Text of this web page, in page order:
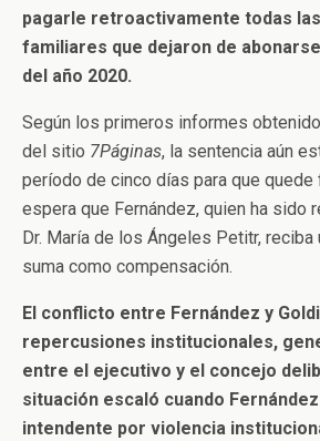
pagarle retroactivamente todas
familiares que dejaron de
del año 2020.
Según los primeros informes
del sitio 7Páginas, la sentencia aún
período de cinco días para que quede
espera que Fernández, quien ha sido
Dr. María de los Ángeles Petitr, reciba
suma como compensación.
El conflicto entre Fernández y
repercusiones institucionales,
entre el ejecutivo y el concejo
situación escaló cuando Fernández
intendente por violencia